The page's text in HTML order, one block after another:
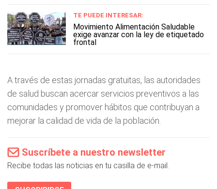
TE PUEDE INTERESAR:
Movimiento Alimentación Saludable
exige avanzar con la ley de etiquetado
frontal
A través de estas jornadas gratuitas, las autoridades
de salud buscan acercar servicios preventivos a las
comunidades y promover hábitos que contribuyan a
mejorar la calidad de vida de la población.
Suscríbete a nuestro newsletter
Recibe todas las noticias en tu casilla de e-mail.